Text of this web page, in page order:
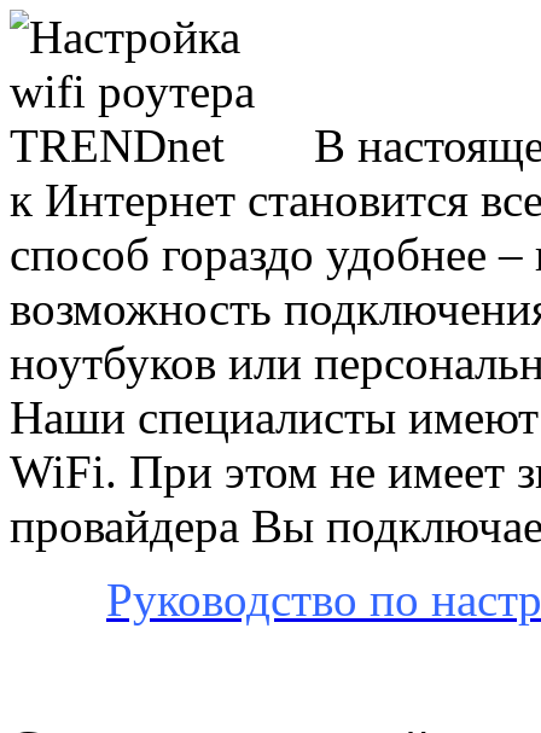
В
к Интернет становится
способ гораздо удобнее
возможность
ноутбуков или
Наши специалисты
WiFi. При этом не имеет
провайдера Вы
Руководство по